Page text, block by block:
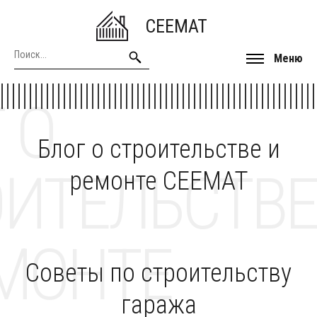
CEEMAT
Меню
Блог о строительстве и
ремонте CEEMAT
О
Советы по строительству
гаража